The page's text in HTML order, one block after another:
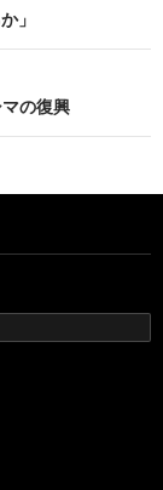
」
の復興